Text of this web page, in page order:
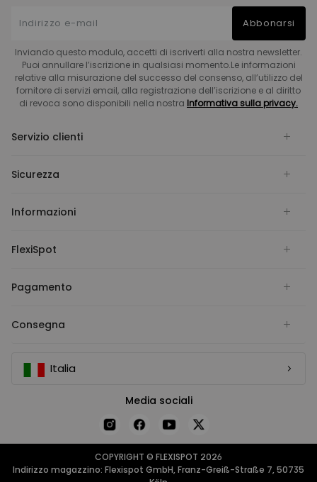
Abbonarsi
Inviando questo modulo, accetti di iscriverti alla nostra newsletter.
Puoi annullare l’iscrizione in qualsiasi momento.Le informazioni
relative alla misurazione del successo del consenso, all’utilizzo del
fornitore di servizi email, alla registrazione dell’iscrizione e al diritto
di revoca sono disponibili nella nostra Informativa sulla privacy.
Servizio clienti
Sicurezza
Informazioni
FlexiSpot
Pagamento
Consegna
Italia
Media sociali
COPYRIGHT © FLEXISPOT 2026
Indirizzo magazzino: Flexispot GmbH, Franz-Greiß-Straße 7, 50735